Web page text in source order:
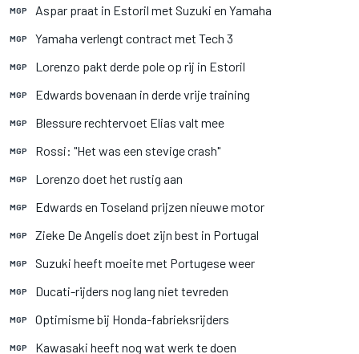
MGP Aspar praat in Estoril met Suzuki en Yamaha
MGP Yamaha verlengt contract met Tech 3
MGP Lorenzo pakt derde pole op rij in Estoril
MGP Edwards bovenaan in derde vrije training
MGP Blessure rechtervoet Elias valt mee
MGP Rossi: "Het was een stevige crash"
MGP Lorenzo doet het rustig aan
MGP Edwards en Toseland prijzen nieuwe motor
MGP Zieke De Angelis doet zijn best in Portugal
MGP Suzuki heeft moeite met Portugese weer
MGP Ducati-rijders nog lang niet tevreden
MGP Optimisme bij Honda-fabrieksrijders
MGP Kawasaki heeft nog wat werk te doen